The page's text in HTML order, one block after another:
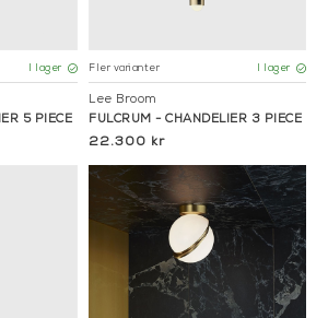
I lager
5 PIECE
Fler varianter I lager
Lee Broom
FULCRUM - CHANDELIER 3 PIECE
22.300 kr